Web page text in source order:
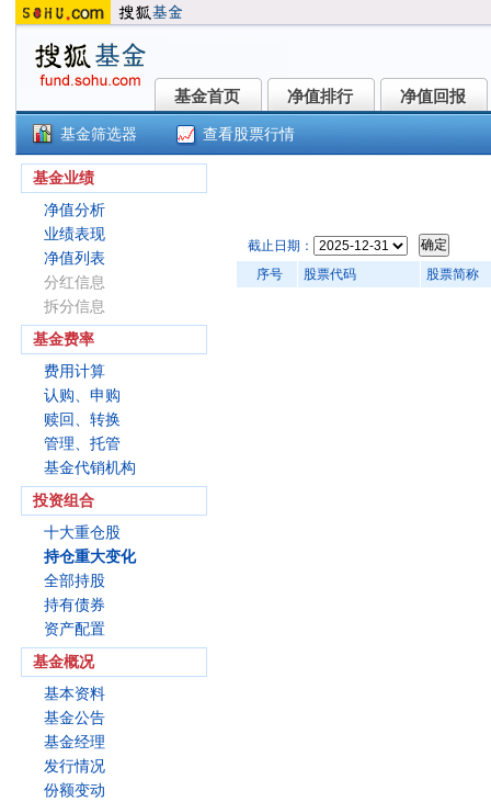
基金首页
基金首页 净值排行
净值排行 净值回报
净值回报
基金筛选器 查看股票行情
基金业绩
净值分析
业绩表现
净值列表
分红信息
拆分信息
基金费率
费用计算
认购、申购
赎回、转换
管理、托管
基金代销机构
投资组合
十大重仓股
持仓重大变化
全部持股
持有债券
资产配置
基金概况
基本资料
基金公告
基金经理
发行情况
份额变动
截止日期：
序号
股票代码 股票简称